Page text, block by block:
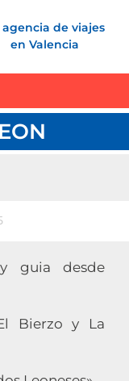
agencia de viajes
en Valencia
guia desde
Bierzo y La